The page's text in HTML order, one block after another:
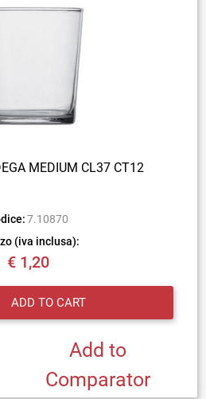
MEDIUM CL37 CT12
7.10870
(iva inclusa):
€ 1,20
ADD TO CART
Add to
Comparator